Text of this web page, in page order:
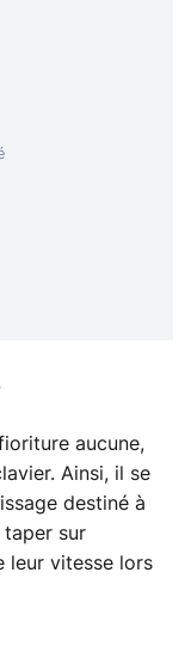
aucune,
Ainsi, il se
destiné à
sur
leur vitesse lors